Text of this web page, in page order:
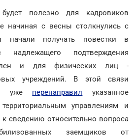
полезно для кадровиков
начиная с весны столкнулись с
начали получать повестки в
надлежащего подтверждения
и для физических лиц -
учреждений. В этой связи
уже перенаправил указанное
управлениям и
сведению относительно вопроса
заемщиков от